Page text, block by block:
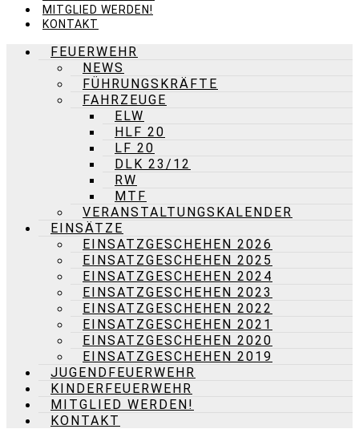
MITGLIED WERDEN!
KONTAKT
FEUERWEHR
NEWS
FÜHRUNGSKRÄFTE
FAHRZEUGE
ELW
HLF 20
LF 20
DLK 23/12
RW
MTF
VERANSTALTUNGSKALENDER
EINSÄTZE
EINSATZGESCHEHEN 2026
EINSATZGESCHEHEN 2025
EINSATZGESCHEHEN 2024
EINSATZGESCHEHEN 2023
EINSATZGESCHEHEN 2022
EINSATZGESCHEHEN 2021
EINSATZGESCHEHEN 2020
EINSATZGESCHEHEN 2019
JUGENDFEUERWEHR
KINDERFEUERWEHR
MITGLIED WERDEN!
KONTAKT